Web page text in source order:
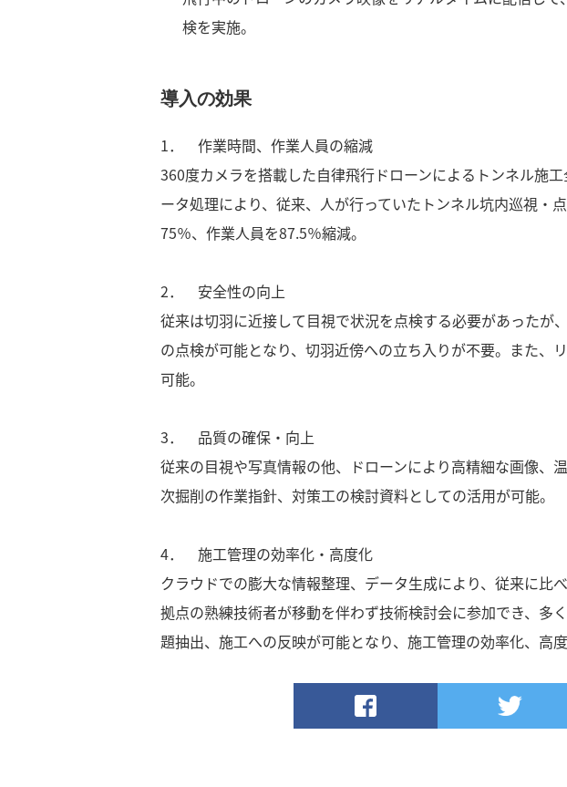
検を実施。
導入の効果
1． 作業時間、作業人員の縮減
360度カメラを搭載した自律飛行ドローンによるトンネル施
ータ処理により、従来、人が行っていたトンネル坑内巡視・
75％、作業人員を87.5％縮減。
2． 安全性の向上
従来は切羽に近接して目視で状況を点検する必要があったが
の点検が可能となり、切羽近傍への立ち入りが不要。また、
可能。
3． 品質の確保・向上
従来の目視や写真情報の他、ドローンにより高精細な画像、
次掘削の作業指針、対策工の検討資料としての活用が可能。
4． 施工管理の効率化・高度化
クラウドでの膨大な情報整理、データ生成により、従来に比
拠点の熟練技術者が移動を伴わず技術検討会に参加でき、多
題抽出、施工への反映が可能となり、施工管理の効率化、高度